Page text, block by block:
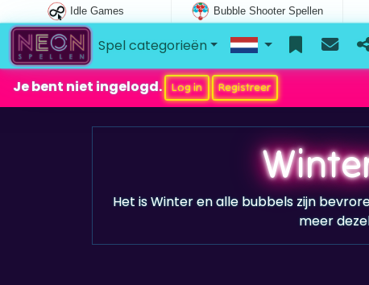
Idle Games Bubble Shooter Spellen
Spel categorieën
Je bent niet ingelogd. Log in Registreer
Het is Winter en alle bubbels zijn
meer